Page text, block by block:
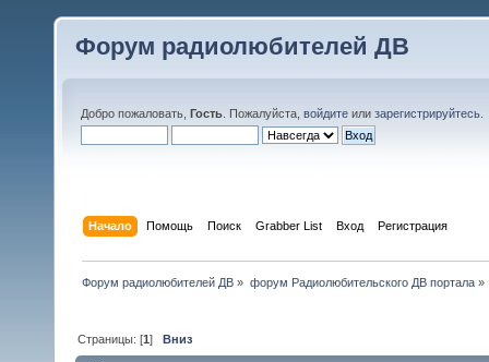
Форум радиолюбителей ДВ
Добро пожаловать, Гость . Пожалуйста, войдите или зарегистрируйтесь
Начало Помощь Поиск Grabber List Вход Регистрация
Форум радиолюбителей ДВ » форум Радиолюбительского ДВ портала»
Страницы: [1]Вниз